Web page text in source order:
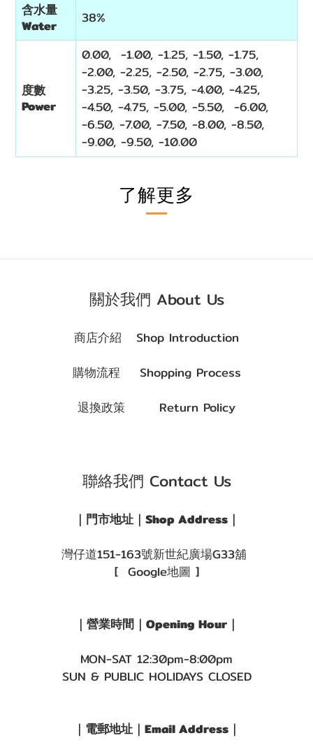
含水量
Water
38%
度數
Power
0.00, -1.00, -1.25, -1.50, -1.75,
-2.00, -2.25, -2.50, -2.75, -3.00,
-3.25, -3.50, -3.75, -4.00, -4.25,
-4.50, -4.75, -5.00, -5.50, -6.00,
-6.50, -7.00, -7.50, -8.00, -8.50,
-9.00, -9.50, -10.00
了解更多
關於我們 About Us
商店介紹 Shop Introduction
購物流程 Shopping Process
退換政策 Return Policy
聯絡我們 Contact Us
｜門市地址｜Shop Address｜
灣仔道151-163號新世紀廣場G33舖
[ Google地圖 ]
｜營業時間｜Opening Hour｜
MON-SAT 12:30pm-8:00pm
SUN & PUBLIC HOLIDAYS CLOSED
｜電郵地址｜Email Address｜